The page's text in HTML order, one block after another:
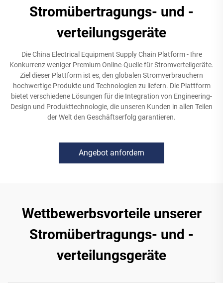
Stromübertragungs- und -
verteilungsgeräte
Die China Electrical Equipment Supply Chain Platform - Ihre
Konkurrenz weniger Premium Online-Quelle für Stromverteilgeräte.
Ziel dieser Plattform ist es, den globalen Stromverbrauchern
hochwertige Produkte und Technologien zu liefern. Die Plattform
bietet verschiedene Lösungen für die Integration von Engineering-
Design und Produkttechnologie, die unseren Kunden in allen Teilen
der Welt den Geschäftserfolg garantieren.
Angebot anfordern
Wettbewerbsvorteile unserer
Stromübertragungs- und -
verteilungsgeräte